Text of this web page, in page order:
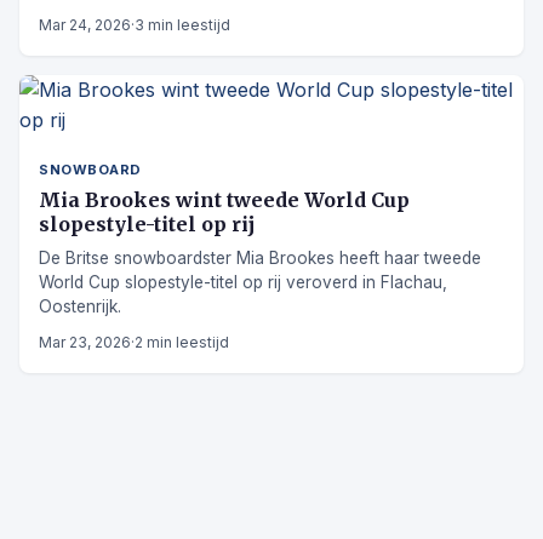
Mar 24, 2026·3 min leestijd
SNOWBOARD
Mia Brookes wint tweede World Cup
slopestyle-titel op rij
De Britse snowboardster Mia Brookes heeft haar tweede
World Cup slopestyle-titel op rij veroverd in Flachau,
Oostenrijk.
Mar 23, 2026·2 min leestijd